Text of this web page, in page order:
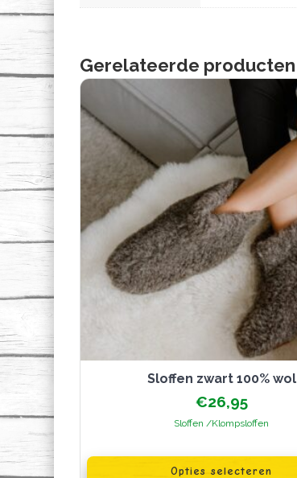
Gerelateerde producten
sloffen zwart 100% wol
€26,95
Sloffen /Klompsloffen
Opties selecteren
product